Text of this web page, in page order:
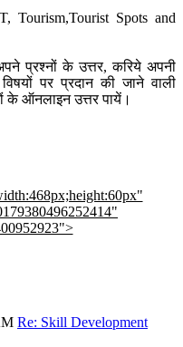
Tourism,Tourist Spots and
प्रश्नों के उत्तर, करिये अपनी
विषयों पर प्रदान की जाने वाली
के ऑनलाइन उत्तर पायें।
Re: Skill Development